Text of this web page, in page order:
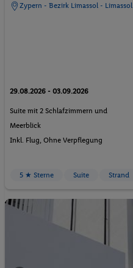
Zypern - Bezirk Limassol - Limassol
29.08.2026 - 03.09.2026
Suite mit 2 Schlafzimmern und
Meerblick
Inkl. Flug, Ohne Verpflegung
5 ★ Sterne Suite Strand